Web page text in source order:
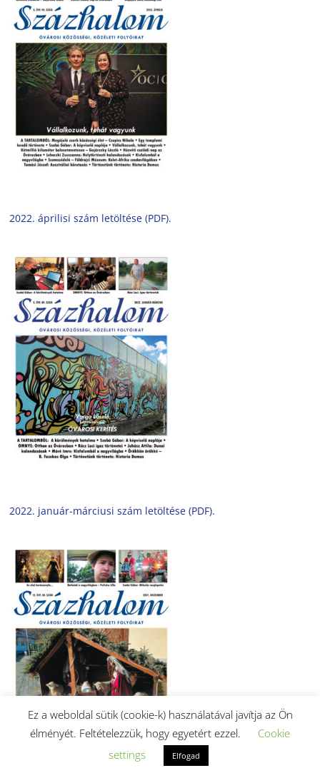
2022. áprilisi szám letöltése (PDF).
2022. január-márciusi szám letöltése (PDF).
Ez a weboldal sütik (cookie-k) használatával javítja az Ön
élményét. Feltételezzük, hogy egyetért ezzel.
Cookie
settings
Elfogad